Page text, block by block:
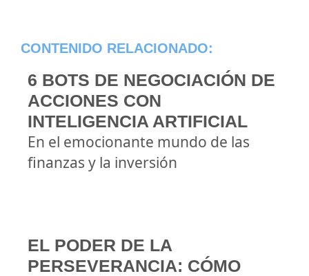
CONTENIDO RELACIONADO:
6 BOTS DE NEGOCIACIÓN DE
ACCIONES CON
INTELIGENCIA ARTIFICIAL
En el emocionante mundo de las
finanzas y la inversión
EL PODER DE LA
PERSEVERANCIA: CÓMO